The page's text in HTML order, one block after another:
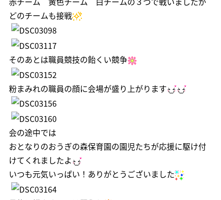
どのチームも接戦
そのあとは職員競技の飴くい競争
粉まみれの職員の顔に会場が盛り上がります
会の途中では
おとなりのおうぎの森保育園の園児たちが応援に駆け付
けてくれましたよ
いつも元気いっぱい！ありがとうございました